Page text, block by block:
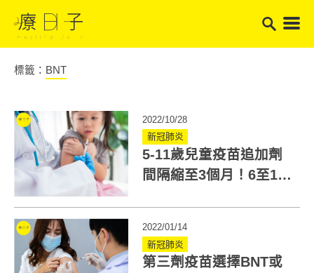
標籤： BNT
2022/10/28
新冠肺炎
5-11歲兒童疫苗追加劑
間隔縮至3個月！6至11
2022/01/14
新冠肺炎
第三劑疫苗選擇BNT或